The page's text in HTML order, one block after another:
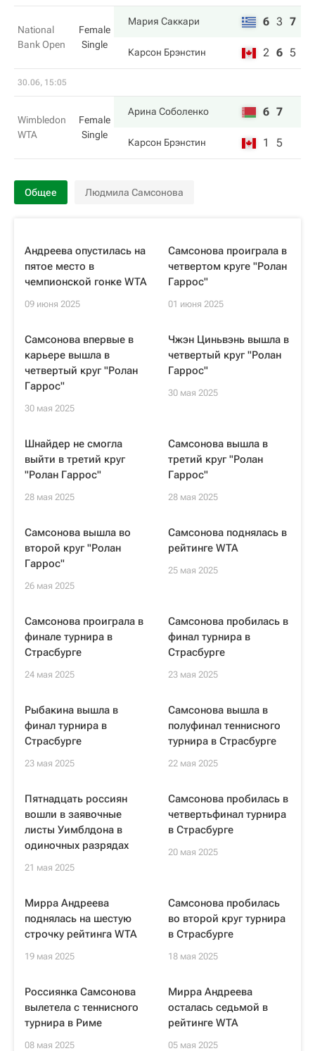
National
Bank Open
Female
Single
Мария Саккари 6 3 7
Карсон Брэнстин 2 6 5
30.06, 15:05
Wimbledon
WTA
Female
Single
Арина Соболенко 6 7
Карсон Брэнстин 1 5
Общее Людмила Самсонова
Андреева опустилась на
пятое место в
чемпионской гонке WTA
09 июня 2025
Самсонова проиграла в
четвертом круге "Ролан
Гаррос"
01 июня 2025
Самсонова впервые в
карьере вышла в
четвертый круг "Ролан
Гаррос"
30 мая 2025
Чжэн Циньвэнь вышла в
четвертый круг "Ролан
Гаррос"
30 мая 2025
Шнайдер не смогла
выйти в третий круг
"Ролан Гаррос"
28 мая 2025
Самсонова вышла в
третий круг "Ролан
Гаррос"
28 мая 2025
Самсонова вышла во
второй круг "Ролан
Гаррос"
26 мая 2025
Самсонова поднялась в
рейтинге WTA
25 мая 2025
Самсонова проиграла в
финале турнира в
Страсбурге
24 мая 2025
Самсонова пробилась в
финал турнира в
Страсбурге
23 мая 2025
Рыбакина вышла в
финал турнира в
Страсбурге
23 мая 2025
Самсонова вышла в
полуфинал теннисного
турнира в Страсбурге
22 мая 2025
Пятнадцать россиян
вошли в заявочные
листы Уимблдона в
одиночных разрядах
21 мая 2025
Самсонова пробилась в
четвертьфинал турнира
в Страсбурге
20 мая 2025
Мирра Андреева
поднялась на шестую
строчку рейтинга WTA
19 мая 2025
Самсонова пробилась
во второй круг турнира
в Страсбурге
18 мая 2025
Россиянка Самсонова
вылетела с теннисного
турнира в Риме
08 мая 2025
Мирра Андреева
осталась седьмой в
рейтинге WTA
05 мая 2025